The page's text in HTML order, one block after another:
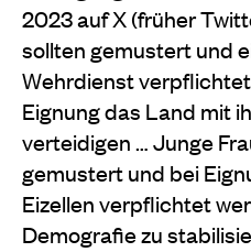
2023 auf X (früher
sollten gemustert und
Wehrdienst
Eignung das Land mit
verteidigen … Junge
gemustert und bei
Eizellen verpflichtet
Demografie zu